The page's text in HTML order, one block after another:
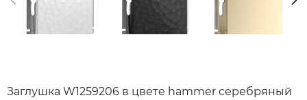
Заглушка W1259206 в цвете hammer серебряный